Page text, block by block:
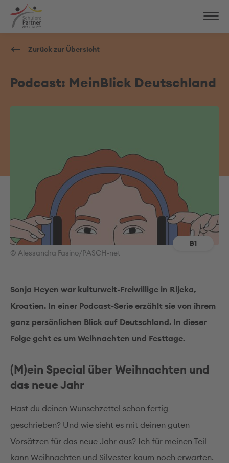
Zurück zur Übersicht
Podcast: MeinBlick Deutschland
B1
© Alessandra Fasino/PASCH-net
Sonja Heyen war kulturweit-Freiwillige in Rijeka,
Kroatien. In einer Podcast-Serie erzählt sie von ihrem
ganz persönlichen Blick auf Deutschland. In dieser
Folge geht es um Weihnachten und Festtage.
(M)ein Special über Weihnachten und
das neue Jahr
Hast du deinen Wunschzettel schon fertig
geschrieben? Und wie sieht es mit deinen guten
Vorsätzen für das neue Jahr aus? Ich für meinen Teil
kann Weihnachten und Silvester kaum noch erwarten.